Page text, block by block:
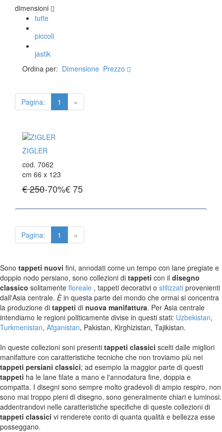
Tappeti Persiani Antichi
Tappeti Persiani Vecchi
Tappeti Persiani Nuovi
Tappeti Persiani Moderni
TAPPETI CLASSICI
Collezione Peshawar
Collezione Agra
TAPPETI CAUCASICI
Tappeti Caucasici Antichi: Kazak
Tappeti Caucasici Antichi: Karabagh
Tappeti Caucasici Antichi : Shirvan
Tappeti Caucasici Vecchi E Nuovi
TAPPETI ANTICHI DA COLLEZIONE
Tappeti Anatolici Antichi
Tappeti Turcomanni Antichi
Tappeti Agra Antichi E Antica Asia
KILIM
Kilim Vecchi E Antichi
Nuovissimi Kilim India
Arazzi E Ricami
TAPPETI PER ARREDAMENTO
Tappeti Turchi Vecchi E Nuovi
Tappeti Turcomanni Vecchi E Nuovi
Tappeti Ghazni
dimensioni
tutte
piccoli
jastik
Ordina per: Dimensione Prezzo
Pagina: 1 »
ZIGLER
cod. 7062
cm 66 x 123
€ 250-70%€75
Pagina: 1 »
Sono tappeti nuovi fini, annodati come un tempo con lane pregiate e
doppio nodo persiano, sono collezioni di tappeti con il disegno
classico solitamente floreale , tappeti decorativi o stilizzati provenienti
dall'Asia centrale. Èin questa parte del mondo che ormai si concentra
la produzione di tappeti di nuova manifattura. Per Asia centrale
intendiamo le regioni politicamente divise in questi stati: Uzbekistan,
Turkmenistan, Afganistan, Pakistan, Kirghizistan, Tajikistan.
In queste collezioni soni presenti tappeti classici scelti dalle migliori
manifatture con caratteristiche tecniche che non troviamo più nei
tappeti persiani classici; ad esempio la maggior parte di questi
tappeti ha le lane filate a mano e l'annodatura fine, doppia e
compatta. I disegni sono sempre molto gradevoli di ampio respiro, non
sono mai troppo pieni di disegno, sono generalmente chiari e luminosi.
addentrandovi nelle caratteristiche specifiche di queste collezioni di
tappeti classici vi renderete conto di quanta qualità e bellezza esse
posseggano.